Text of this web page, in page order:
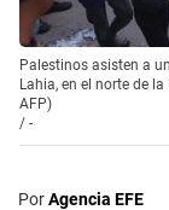
Palestinos asisten a
Lahia, en el norte de
AFP)
/ -
PorAgencia EFE